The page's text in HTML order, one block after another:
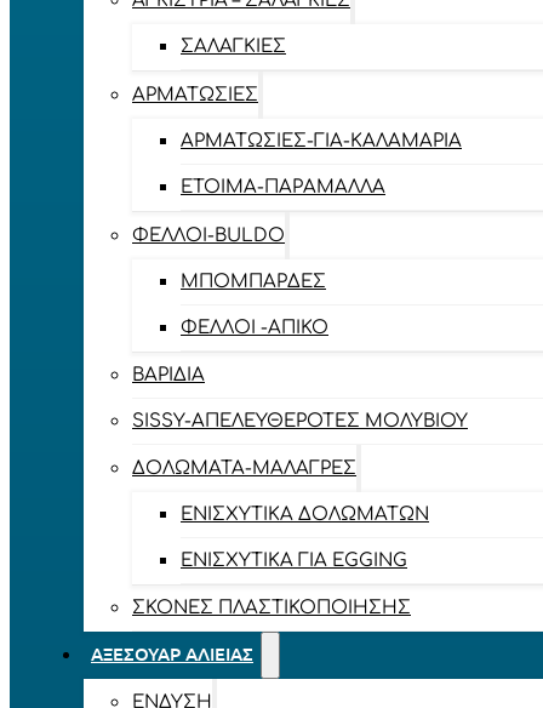
ΣΑΛΑΓΚΙΈΣ
ΑΡΜΑΤΩΣΙΈΣ
ΑΡΜΑΤΩΣΙΈΣ-ΓΙΑ-ΚΑΛΑΜΆΡΙΑ
ΈΤΟΙΜΑ-ΠΑΡΆΜΑΛΛΑ
ΦΕΛΛΟΊ-BULDO
ΜΠΟΜΠΆΡΔΕΣ
ΦΕΛΛΟΊ -ΑΠΊΚΟ
ΒΑΡΊΔΙΑ
SISSY-ΑΠΕΛΕΥΘΕΡΟΤΈΣ ΜΟΛΥΒΙΟΎ
ΔΟΛΏΜΑΤΑ-ΜΑΛΆΓΡΕΣ
ΕΝΙΣΧΥΤΙΚΆ ΔΟΛΩΜΆΤΩΝ
ΕΝΙΣΧΥΤΙΚΆ ΓΙΑ EGGING
ΣΚΌΝΕΣ ΠΛΑΣΤΙΚΟΠΟΊΗΣΗΣ
ΑΞΕΣΟΥΆΡ ΑΛΙΕΊΑΣ
ΈΝΔΥΣΗ